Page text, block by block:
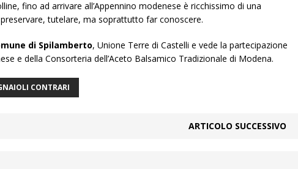
fino ad arrivare all’Appennino modenese è ricchissimo di una
tutelare, ma soprattutto far conoscere.
di Spilamberto, Unione Terre di Castelli e vede la partecipazione
e della Consorteria dell’Aceto Balsamico Tradizionale di Modena.
CONTRARI
ARTICOLO SUCCESSIVO